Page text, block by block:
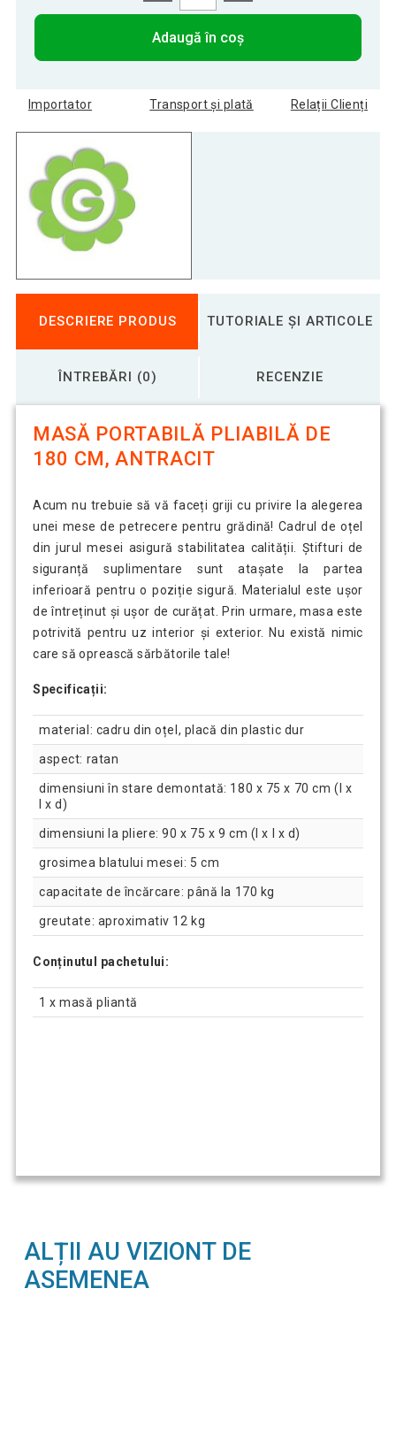
Adaugă în coș
Importator Transport și plată Relații Clienți
DESCRIERE PRODUS TUTORIALE ȘI ARTICOLE
ÎNTREBĂRI (0) RECENZIE
MASĂ PORTABILĂ PLIABILĂ DE
180 CM, ANTRACIT
Acum nu trebuie să vă faceți griji cu privire la alegerea
unei mese de petrecere pentru grădină! Cadrul de oțel
din jurul mesei asigură stabilitatea calității. Știfturi de
siguranță suplimentare sunt atașate la partea
inferioară pentru o poziție sigură. Materialul este ușor
de întreținut și ușor de curățat. Prin urmare, masa este
potrivită pentru uz interior și exterior. Nu există nimic
care să oprească sărbătorile tale!
Specificații:
material: cadru din oțel, placă din plastic dur
aspect: ratan
dimensiuni în stare demontată: 180 x 75 x 70 cm (l x
l x d)
dimensiuni la pliere: 90 x 75 x 9 cm (l x l x d)
grosimea blatului mesei: 5 cm
capacitate de încărcare: până la 170 kg
greutate: aproximativ 12 kg
Conținutul pachetului:
1 x masă pliantă
ALȚII AU VIZIONT DE
ASEMENEA